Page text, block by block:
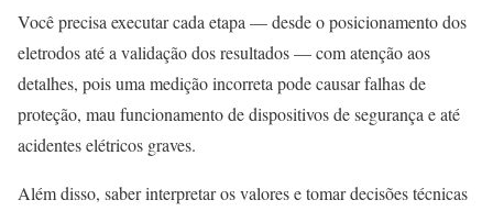
Você precisa executar cada etapa — desde o posicionamento dos
eletrodos até a validação dos resultados — com atenção aos
detalhes, pois uma medição incorreta pode causar falhas de
proteção, mau funcionamento de dispositivos de segurança e até
acidentes elétricos graves.
Além disso, saber interpretar os valores e tomar decisões técnicas